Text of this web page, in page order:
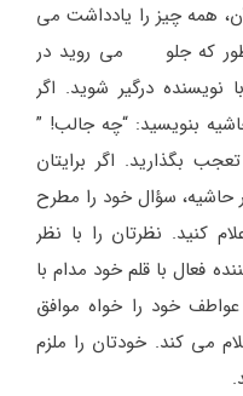
همه چیز را یادداشت می
طور که جلو می روید در
نویسنده درگیر شوید. اگر
بنویسید: “چه جالب! ”
بگذارید. اگر برایتان
حاشیه، سؤال خود را مطرح
کنید. نظرتان را با نظر
فعال با قلم خود مدام با
خود را خواه موافق
می کند. خودتان را ملزم